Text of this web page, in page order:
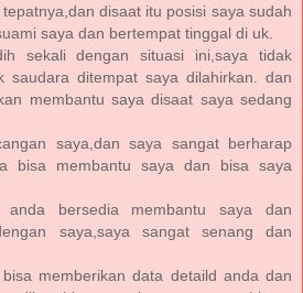
disaat itu posisi saya sudah
saya dan bertempat tinggal di uk.
sekali dengan situasi ini,saya tidak
saudara ditempat saya dilahirkan. dan
membantu saya disaat saya sedang
saya,dan saya sangat berharap
bisa membantu saya dan bisa saya
anda bersedia membantu saya dan
saya,saya sangat senang dan
memberikan data detaild anda dan